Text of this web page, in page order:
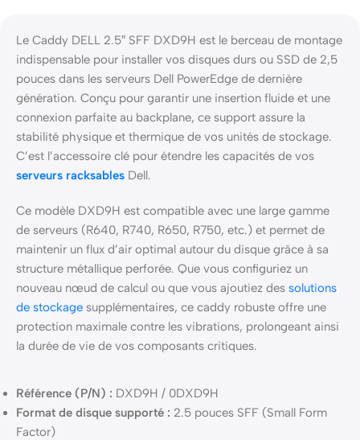
Le Caddy DELL 2.5″ SFF DXD9H est le berceau de montage
indispensable pour installer vos disques durs ou SSD de 2,5
pouces dans les serveurs Dell PowerEdge de dernière
génération. Conçu pour garantir une insertion fluide et une
connexion parfaite au backplane, ce support assure la
stabilité physique et thermique de vos unités de stockage.
C’est l’accessoire clé pour étendre les capacités de vos
serveurs racksables Dell.
Ce modèle DXD9H est compatible avec une large gamme
de serveurs (R640, R740, R650, R750, etc.) et permet de
maintenir un flux d’air optimal autour du disque grâce à sa
structure métallique perforée. Que vous configuriez un
nouveau nœud de calcul ou que vous ajoutiez des solutions
de stockage supplémentaires, ce caddy robuste offre une
protection maximale contre les vibrations, prolongeant ainsi
la durée de vie de vos composants critiques.
Référence (P/N) : DXD9H / 0DXD9H
Format de disque supporté : 2.5 pouces SFF (Small Form
Factor)